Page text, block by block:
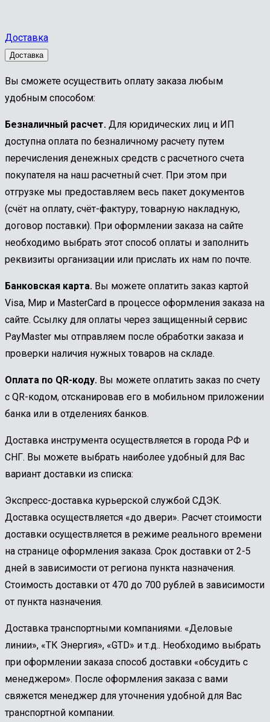
Доставка
Доставка
Вы сможете осуществить оплату заказа любым
удобным способом:
Безналичный расчет. Для юридических лиц и ИП
доступна оплата по безналичному расчету путем
перечисления денежных средств с расчетного счета
покупателя на наш расчетный счет. При этом при
отгрузке мы предоставляем весь пакет документов
(счёт на оплату, счёт-фактуру, товарную накладную,
договор поставки). При оформлении заказа на сайте
необходимо выбрать этот способ оплаты и заполнить
реквизиты организации или прислать их нам по почте.
Банковская карта. Вы можете оплатить заказ картой
Visa, Мир и MasterCard в процессе оформления заказа на
сайте. Ссылку для оплаты через защищенный сервис
PayMaster мы отправляем после обработки заказа и
проверки наличия нужных товаров на складе.
Оплата по QR-коду. Вы можете оплатить заказ по счету
с QR-кодом, отсканировав его в мобильном приложении
банка или в отделениях банков.
Доставка инструмента осуществляется в города РФ и
СНГ. Вы можете выбрать наиболее удобный для Вас
вариант доставки из списка:
Экспресс-доставка курьерской службой СДЭК.
Доставка осуществляется «до двери». Расчет стоимости
доставки осуществляется в режиме реального времени
на странице оформления заказа. Срок доставки от 2-5
дней в зависимости от региона пункта назначения.
Стоимость доставки от 470 до 700 рублей в зависимости
от пункта назначения.
Доставка транспортными компаниями. «Деловые
линии», «ТК Энергия», «GTD» и т.д.. Необходимо выбрать
при оформлении заказа способ доставки «обсудить с
менеджером». После оформления заказа с вами
свяжется менеджер для уточнения удобной для Вас
транспортной компании.